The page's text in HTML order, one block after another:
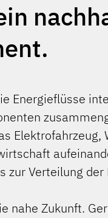
Energieflüsse
zur Verteilung der
nahe Zukunft.